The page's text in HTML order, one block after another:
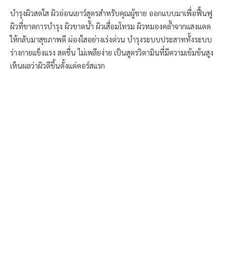
บำรุงผิวสดใส ผิวอ่อนเยาว์สูตรสำหรับคุณผู้ชาย ออกแบบมาเพื่อฟื้นฟู
ผิวที่ขาดการบำรุง ผิวขาดน้ำ ผิวเสื่อมโทรม ผิวหมองคล้ำจากแสงแดด
ให้กลับมาสุขภาพดี ผ่องใสอย่างเร่งด่วน บำรุงระบบประสาททั้งระบบ
ร่างกายแข็งแรง สดชื่น ไม่เพลียง่าย เป็นสูตรวิตามินที่มีความเข้มข้นสูง
เห็นผลว่าผิวดีขึ้นตั้งแต่คอร์สแรก